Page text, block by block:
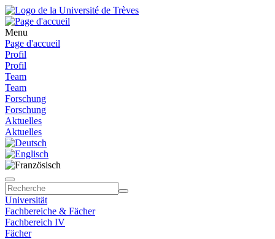
Menu
Page d'accueil
Profil
Profil
Team
Team
Forschung
Forschung
Aktuelles
Aktuelles
Universität
Fachbereiche & Fächer
Fachbereich IV
Fächer